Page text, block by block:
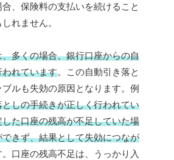
、保険料の支払いを続けること
れません。
多くの場合、銀行口座からの自
れています。この自動引き落と
ブルも失効の原因となります。例
しの手続きが正しく行われてい
た口座の残高が不足していた場
きず、結果として失効につなが
口座の残高不足は、うっかり入